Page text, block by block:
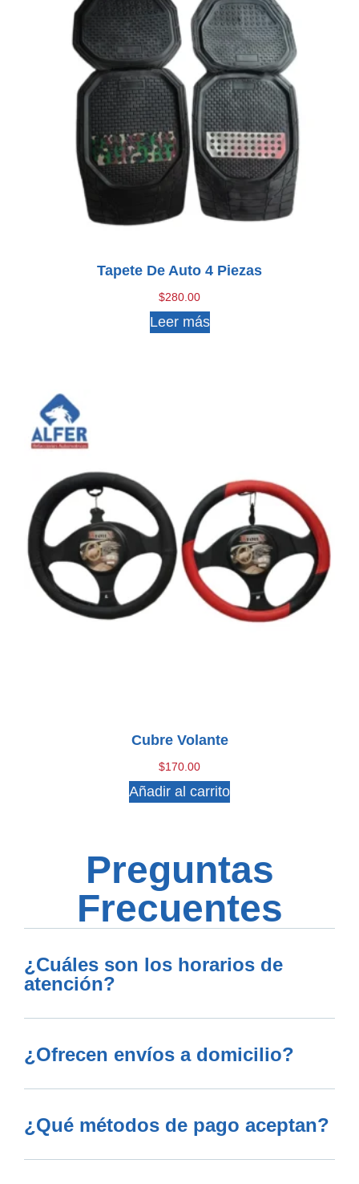
Tapete De Auto 4 Piezas
$280.00
Leer más
Cubre Volante
$170.00
Añadir al carrito
Preguntas
Frecuentes
¿Cuáles son los horarios de
atención?
¿Ofrecen envíos a domicilio?
¿Qué métodos de pago aceptan?